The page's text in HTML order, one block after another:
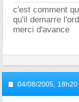
c'est comment
qu'il demarre
merci d'avance
04/08/2005, 18h20